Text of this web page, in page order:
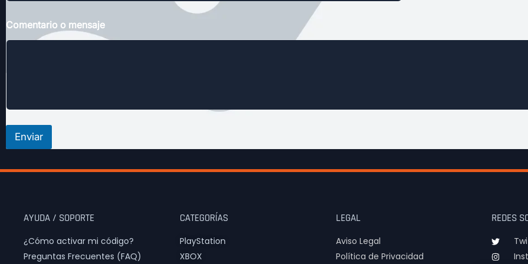
e
C
o
e
o
Comentario o mensaje
Enviar
AYUDA / SOPORTE
¿Cómo activar mi código?
Preguntas Frecuentes (FAQ)
CATEGORÍAS
PlayStation
XBOX
LEGAL
Aviso Legal
Política de Privacidad
REDES